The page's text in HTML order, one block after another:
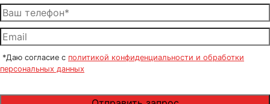
*Даю согласие с политикой конфиденциальности и обработки
персональных данных